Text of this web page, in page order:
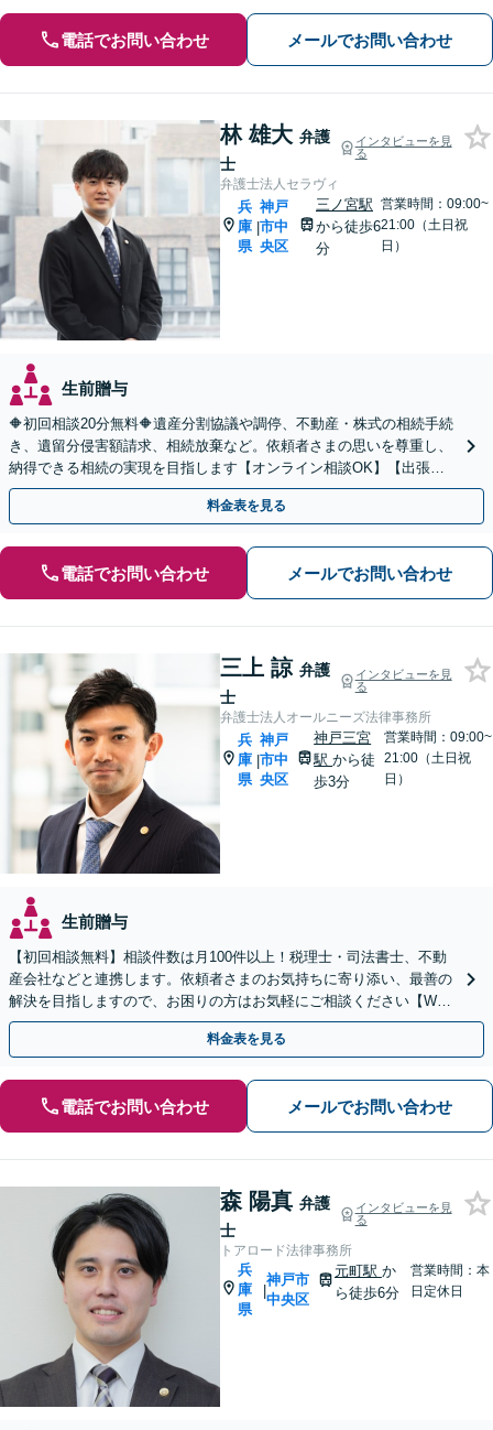
電話でお問い合わせ メールでお問い合わせ
林 雄大 弁護
士
インタビューを見
る
弁護士法人セラヴィ
兵
庫
県
|
神戸
市中
央区
三ノ宮駅
から徒歩6
分
営業時間：09:00~
21:00（土日祝
日）
生前贈与
🔶初回相談20分無料🔶遺産分割協議や調停、不動産・株式の相続手続
き、遺留分侵害額請求、相続放棄など。依頼者さまの思いを尊重し、
納得できる相続の実現を目指します【オンライン相談OK】【出張相
談（応相談）】【三宮駅6分】
料金表を見る
電話でお問い合わせ メールでお問い合わせ
三上 諒 弁護
士
インタビューを見
る
弁護士法人オールニーズ法律事務所
兵
庫
県
|
神戸
市中
央区
神戸三宮
駅から徒
歩3分
営業時間：09:00~
21:00（土日祝
日）
生前贈与
【初回相談無料】相談件数は月100件以上！税理士・司法書士、不動
産会社などと連携します。依頼者さまのお気持ちに寄り添い、最善の
解決を目指しますので、お困りの方はお気軽にご相談ください【WEB
面談可】【夜間休日対応可能】【三宮駅5分】
料金表を見る
電話でお問い合わせ メールでお問い合わせ
森 陽真 弁護
士
インタビューを見
る
トアロード法律事務所
兵
庫
県
|
神戸市
中央区
元町駅 か
ら徒歩6分
営業時間：本
日定休日